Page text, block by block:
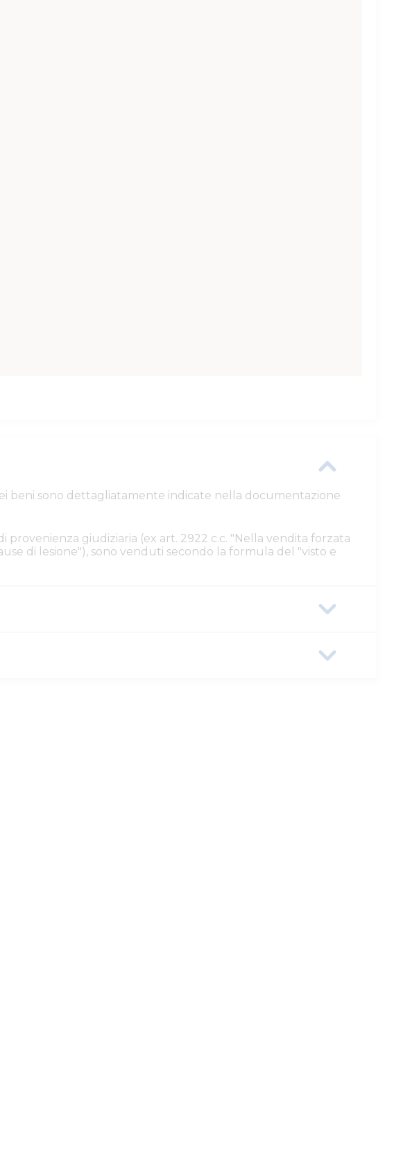
beni sono dettagliatamente indicate nella documentazione
provenienza giudiziaria (ex art. 2922 c.c. "Nella vendita forzata
di lesione"), sono venduti secondo la formula del "visto e